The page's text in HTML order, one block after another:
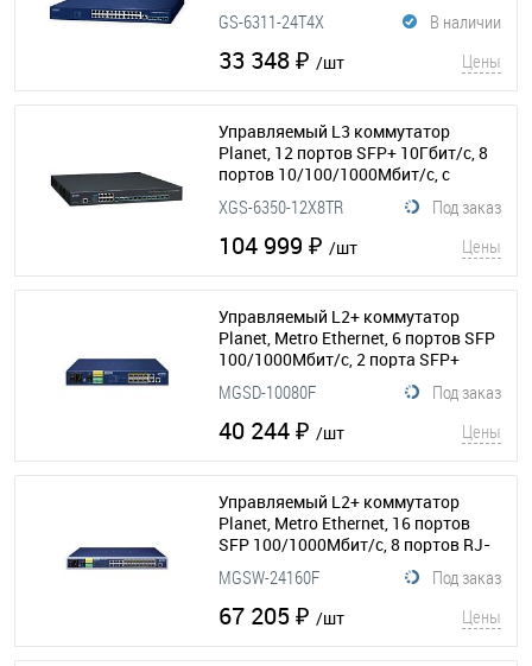
В наличии
GS-6311-24T4X
33 348 ₽ /шт Цены
Управляемый L3 коммутатор
Planet, 12 портов SFP+ 10Гбит/с, 8
портов 10/100/1000Мбит/с, с
резервным источником питания
(154-201)
Под заказ
XGS-6350-12X8TR
104 999 ₽ /шт Цены
Управляемый L2+ коммутатор
Planet, Metro Ethernet, 6 портов SFP
100/1000Мбит/с, 2 порта SFP+
1000/2500Мбит/с, 2 порта RJ-45
10/100/1000Мбит/с
(154-086)Под заказ
MGSD-10080F
40 244 ₽ /шт Цены
Управляемый L2+ коммутатор
Planet, Metro Ethernet, 16 портов
SFP 100/1000Мбит/с, 8 портов RJ-
45 10/100/1000Мбит/с
(154-048)
Под заказ
MGSW-24160F
67 205 ₽ /шт Цены